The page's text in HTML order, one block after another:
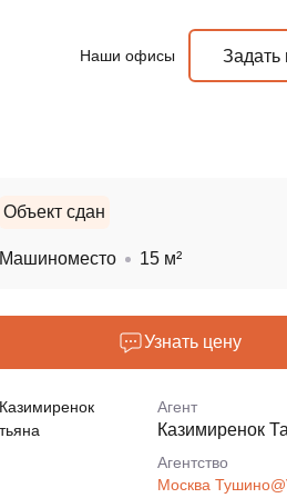
Наши офисы Задать
Объект сдан
Машиноместо 15 м²
Узнать цену
Агент
Казимиренок
Агентcтво
Москва